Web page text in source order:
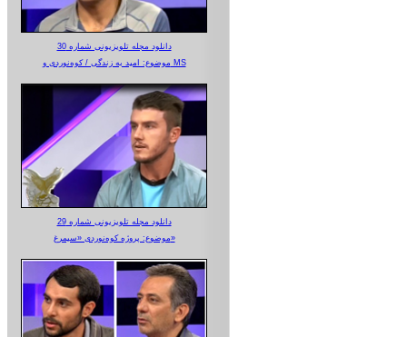
دانلود مجله تلویزیونی شماره 30
موضوع: امید به زندگی / کوه‌نوردی و MS
دانلود مجله تلویزیونی شماره 29
موضوع: پروژه کوه‌نوردی «سیمرغ»